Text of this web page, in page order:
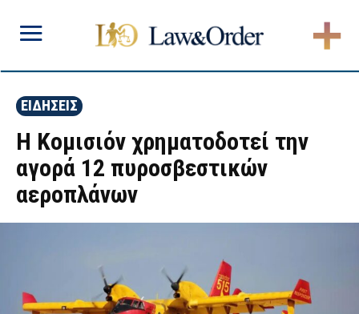
ΕΙΔΗΣΕΙΣ
Η Κομισιόν χρηματοδοτεί την
αγορά 12 πυροσβεστικών
αεροπλάνων